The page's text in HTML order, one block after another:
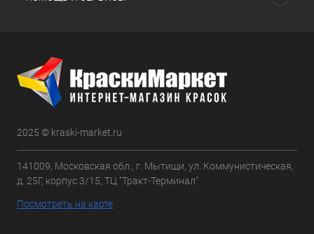
2025 © kraski-market.ru
141009, Московская обл., г. Мытищи, ул. Коммунистическая,
д. 25Г, корпус 3/15, ТЦ "Тракт-Терминал"
Посмотреть на карте